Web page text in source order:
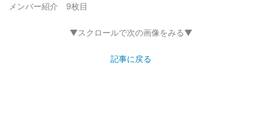
メンバー紹介 9枚目
▼スクロールで次の画像をみる▼
記事に戻る